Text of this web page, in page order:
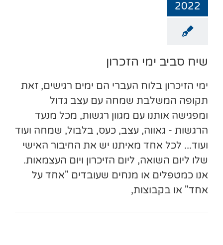
2022
שיח סביב ימי הזכרון
ימי הזיכרון בלוח העברי הם ימים רגישים, זאת
תקופה המשלבת שמחה עם עצב גדול
ומפגישה אותנו עם מגוון רגשות, מכל מנעד
הרגשות - גאווה, עצב, כעס, בלבול, שמחה ועוד
ועוד... לכל אחד מאיתנו יש את החיבור האישי
שלו ליום השואה, ליום הזיכרון ויום העצמאות.
אנו כמטפלים או מנחים שעובדים "אחד על
אחד" או בקבוצות,